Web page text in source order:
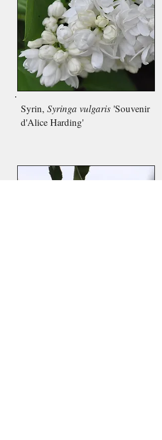
Syrin, Syringa vulgaris 'Souvenir
d'Alice Harding'